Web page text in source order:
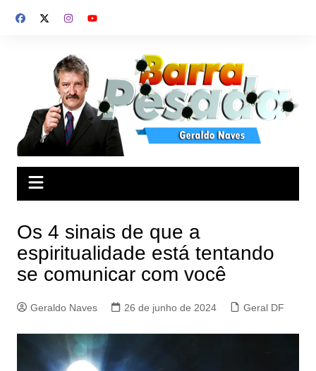
para
Os 4 sinais de que a
espiritualidade está tentando
se comunicar com você
Geraldo Naves 26 de junho de 2024 Geral DF